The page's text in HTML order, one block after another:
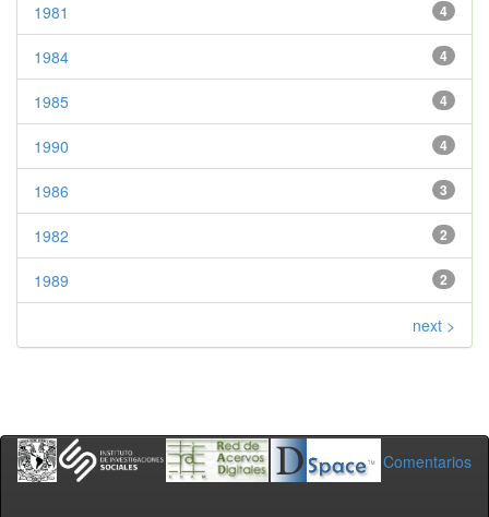
4
1981
4
1984
4
1985
4
1990
3
1986
2
1982
2
1989
next >
Comentarios